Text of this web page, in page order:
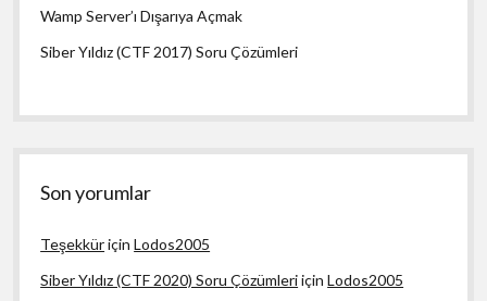
Wamp Server’ı Dışarıya Açmak
Siber Yıldız (CTF 2017) Soru Çözümleri
Son yorumlar
TeşekküriçinLodos2005
Siber Yıldız (CTF 2020) Soru ÇözümleriiçinLodos2005